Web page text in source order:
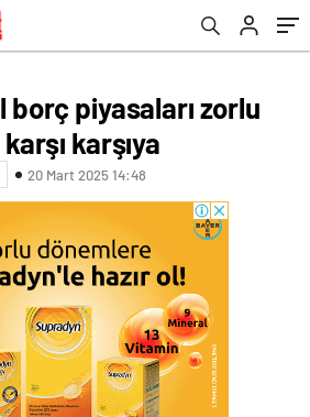
borç piyasaları zorlu
karşıya
20 Mart 2025 14:48